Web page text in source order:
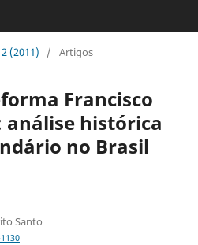
(2011) / Artigos
Francisco
análise histórica
no Brasil
Santo